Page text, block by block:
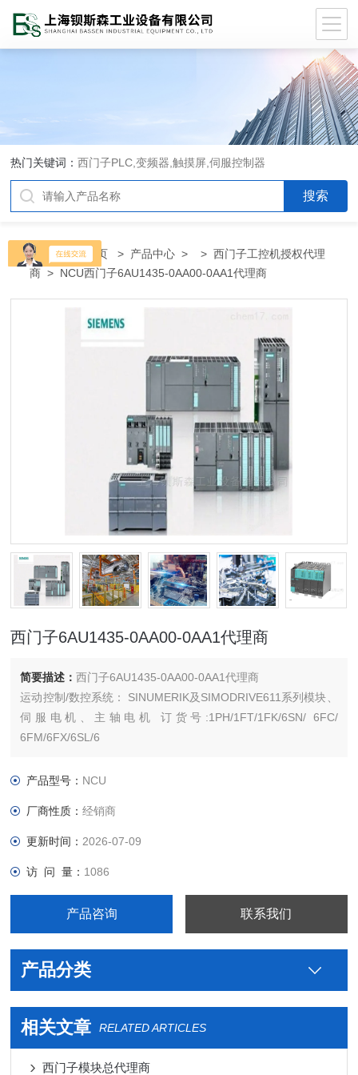
热门关键词：西门子PLC,变频器,触摸屏,伺服控制器
当前位置：首页 > 产品中心 > >西门子工控机授权代理
商 > NCU西门子6AU1435-0AA00-0AA1代理商
西门子6AU1435-0AA00-0AA1代理商
简要描述：西门子6AU1435-0AA00-0AA1代理商
运动控制/数控系统： SINUMERIK及SIMODRIVE611系列模块、
伺服电机、主轴电机 订货号:1PH/1FT/1FK/6SN/ 6FC/
6FM/6FX/6SL/6
SP 变频器V系列 MM系列 6SE70停产工程型变频器
产品型号： NCU
厂商性质：经销商
更新时间： 2026-07-09
访 问 量： 1086
产品咨询 联系我们
产品分类
相关文章 RELATED ARTICLES
西门子模块总代理商